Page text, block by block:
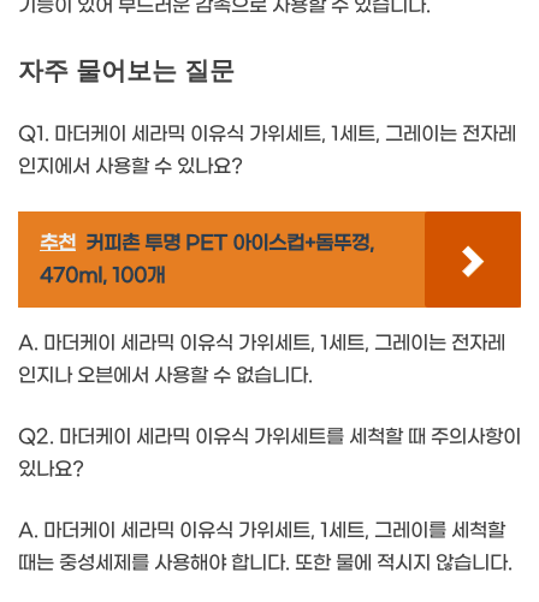
기능이 있어 부드러운 감촉으로 사용할 수 있습니다.
자주 물어보는 질문
Q1. 마더케이 세라믹 이유식 가위세트, 1세트, 그레이는 전자레
인지에서 사용할 수 있나요?
추천 커피촌 투명 PET 아이스컵+돔뚜껑,
470ml, 100개
A. 마더케이 세라믹 이유식 가위세트, 1세트, 그레이는 전자레
인지나 오븐에서 사용할 수 없습니다.
Q2. 마더케이 세라믹 이유식 가위세트를 세척할 때 주의사항이
있나요?
A. 마더케이 세라믹 이유식 가위세트, 1세트, 그레이를 세척할
때는 중성세제를 사용해야 합니다. 또한 물에 적시지 않습니다.